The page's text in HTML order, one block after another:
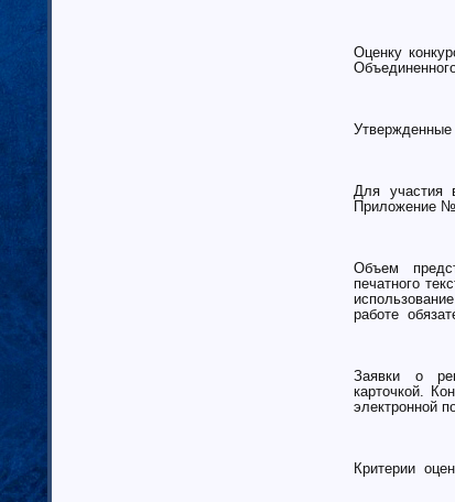
Оценку
Для участия
Приложение №
Объем
печатного
работе
Заявки о
карточкой.
электронной
Критерии